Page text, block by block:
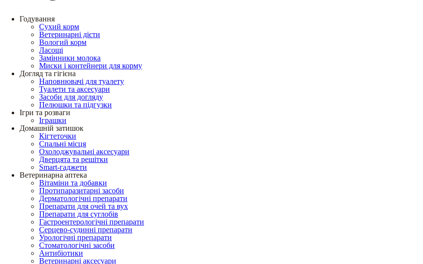
Годування
Сухий корм
Ветеринарні дієти
Вологий корм
Ласощі
Замінники молока
Миски і контейнери для корму
Догляд та гігієна
Наповнювачі для туалету
Туалети та аксесуари
Засоби для догляду
Пелюшки та підгузки
Ігри та розваги
Іграшки
Домашній затишок
Кігтеточки
Спальні місця
Охолоджувальні аксесуари
Дверцята та решітки
Smart-гаджети
Ветеринарна аптека
Вітаміни та добавки
Протипаразитарні засоби
Дерматологічні препарати
Препарати для очей та вух
Препарати для суглобів
Гастроентерологічні препарати
Серцево-судинні препарати
Урологічні препарати
Стоматологічні засоби
Антибіотики
Ветеринарні аксесуари